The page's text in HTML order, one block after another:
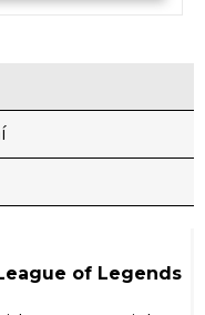
of Legends